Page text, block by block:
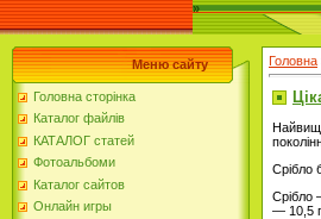
»
Меню сайту
Головна сторінка
Каталог файлів
КАТАЛОГ статей
Фотоальбоми
Каталог сайтов
Онлайн игры
Головна
Срібло
Срібло
— 10,5